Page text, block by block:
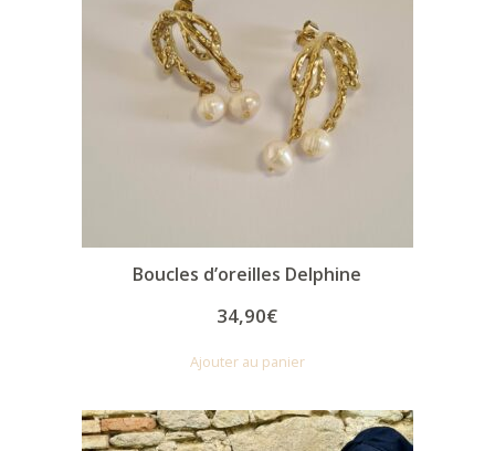
Boucles d’oreilles Delphine
34,90€
Ajouter au panier